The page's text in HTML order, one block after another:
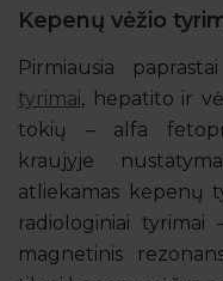
Kepenų vėžio
Pirmiausia
tyrimai, hepatito ir
tokių – alfa
kraujyje
atliekamas kepenų
radiologiniai
magnetinis